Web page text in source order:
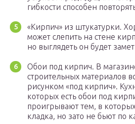
гибкости способен
«Кирпич» из штукатурки.
может слепить на стене
но выглядеть он будет
Обои под кирпич. В
строительных материалов
рисунком «под кирпич».
которых есть обои под
проигрывают тем, в
кладка, но зато не бьют по